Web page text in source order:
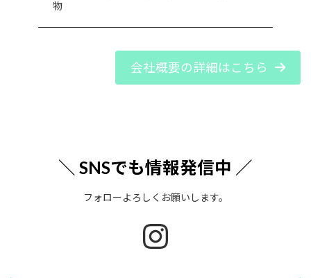
物
会社概要の詳細はこちら
＼ SNSでも情報発信中 ／
フォローよろしくお願いします。
Instagram